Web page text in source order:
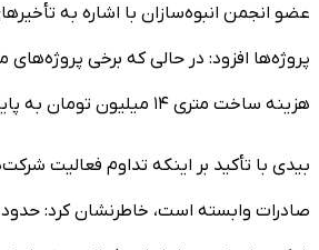
عضو انجمن انبوه‌سازان با اشاره به
پروژه‌ها افزود: در حالی که برخی
هزینه ساخت متری ۱۴ میلیون تومان به پایان نرسیده‌اند.
بیدی با تأکید بر اینکه تداوم فعالیت